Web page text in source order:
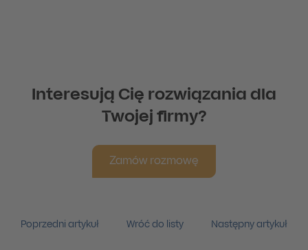
Interesują Cię rozwiązania dla
Twojej firmy?
Zamów rozmowę
Poprzedni artykuł Wróć do listy Następny artykuł